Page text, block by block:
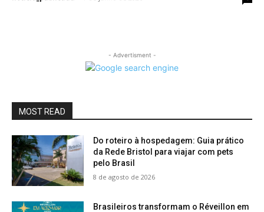
- Advertisment -
MOST READ
Do roteiro à hospedagem: Guia prático
da Rede Bristol para viajar com pets
pelo Brasil
8 de agosto de 2026
Brasileiros transformam o Réveillon em